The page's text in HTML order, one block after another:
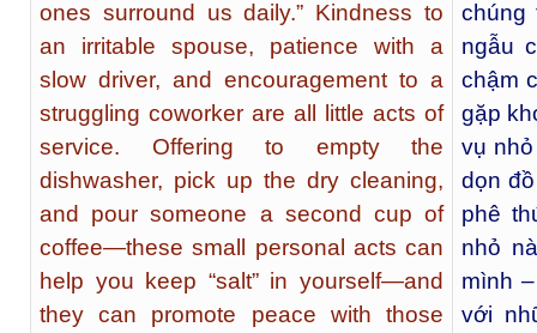
ones surround us daily.” Kindness to
an irritable spouse, patience with a
slow driver, and encouragement to a
struggling coworker are all little acts of
service. Offering to empty the
dishwasher, pick up the dry cleaning,
and pour someone a second cup of
coffee—these small personal acts can
help you keep “salt” in yourself—and
they can promote peace with those
chúng
ngẫu
chậm
gặp
vụ
dọn
phê
nhỏ
mình
với